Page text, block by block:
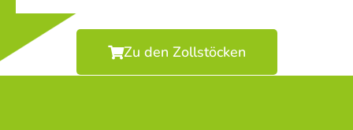
Zu den Zollstöcken